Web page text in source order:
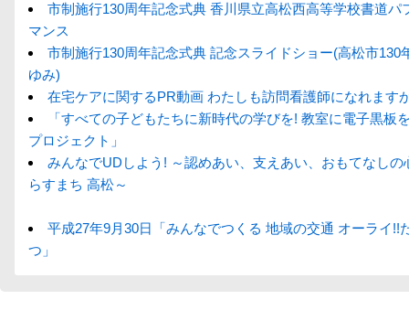
市制施行130周年記念式典 香川県立高松西高等学校書道パ
マンス
市制施行130周年記念式典 記念スライドショー(高松市130
ゆみ)
在宅ケアに関するPR動画 わたしも訪問看護師になれます
「すべての子どもたちに新時代の学びを! 教室に電子黒板
プロジェクト」
みんなでUDしよう! ～認めあい、支えあい、おもてなしの
らすまち 高松～
平成27年9月30日「みんなでつくる 地域の交通 オーライ!!
つ」